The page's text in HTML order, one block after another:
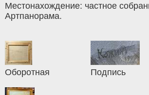
Местонахождение: частное
Артпанорама.
Оборотная Подпись